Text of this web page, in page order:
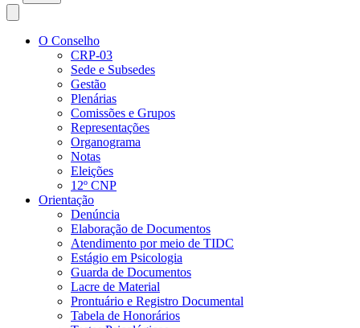
O Conselho
CRP-03
Sede e Subsedes
Gestão
Plenárias
Comissões e Grupos
Representações
Organograma
Notas
Eleições
12º CNP
Orientação
Denúncia
Elaboração de Documentos
Atendimento por meio de TIDC
Estágio em Psicologia
Guarda de Documentos
Lacre de Material
Prontuário e Registro Documental
Tabela de Honorários